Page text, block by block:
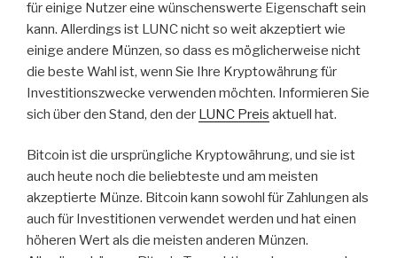
für einige Nutzer eine wünschenswerte Eigenschaft sein
kann. Allerdings ist LUNC nicht so weit akzeptiert wie
einige andere Münzen, so dass es möglicherweise nicht
die beste Wahl ist, wenn Sie Ihre Kryptowährung für
Investitionszwecke verwenden möchten. Informieren Sie
sich über den Stand, den der LUNC Preis aktuell hat.
Bitcoin ist die ursprüngliche Kryptowährung, und sie ist
auch heute noch die beliebteste und am meisten
akzeptierte Münze. Bitcoin kann sowohl für Zahlungen als
auch für Investitionen verwendet werden und hat einen
höheren Wert als die meisten anderen Münzen.